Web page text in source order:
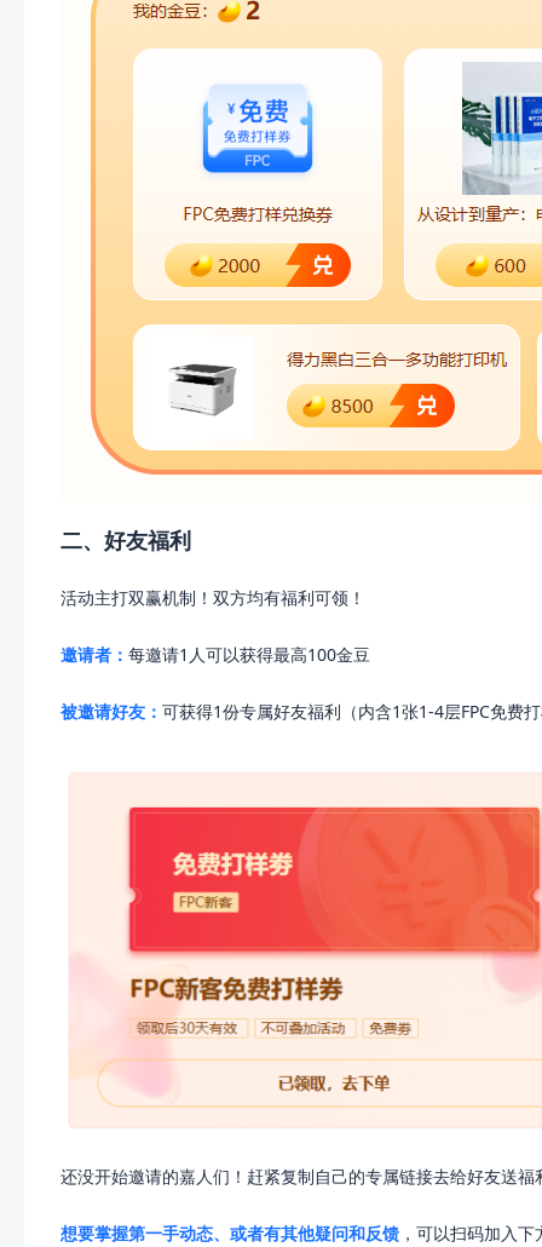
二、好友福利
活动主打双赢机制！双方均有福利可领！
邀请者： 每邀请1人可以获得最高100金豆
被邀请好友： 可获得1份专属好友福利（内含1张1-4层FPC免费
还没开始邀请的嘉人们！赶紧复制自己的专属链接去给好友送福
想要掌握第一手动态、或者有其他疑问和反馈 ，可以扫码加入